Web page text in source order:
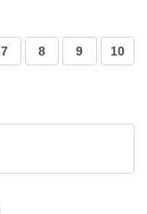
7 8 9 10